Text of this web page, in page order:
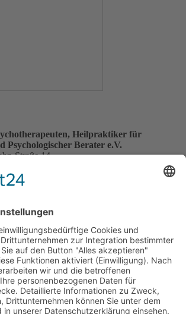
Heilpraktiker für
Psychologischer Berater e.V.
Straße 14
ist vor Spambots geschützt! Zur Anzeige
sein.